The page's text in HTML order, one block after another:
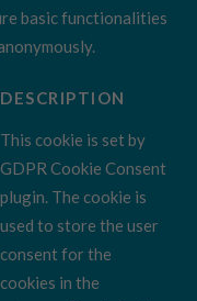
basic functionalities
DESCRIPTION
This cookie is set by
GDPR Cookie Consent
plugin. The cookie is
used to store the user
consent for the
cookies in the